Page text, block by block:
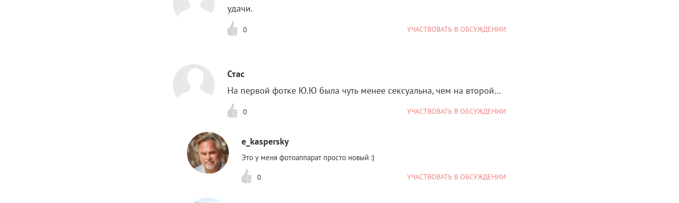
удачи.
0 УЧАСТВОВАТЬ В ОБСУЖДЕНИИ
Стас
На первой фотке Ю.Ю была чуть менее сексуальна, чем на второй…
0 УЧАСТВОВАТЬ В ОБСУЖДЕНИИ
e_kaspersky
Это у меня фотоаппарат просто новый :)
0 УЧАСТВОВАТЬ В ОБСУЖДЕНИИ